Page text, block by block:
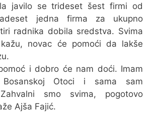
javilo se trideset šest firmi od
jedna firma za ukupno
radnika dobila sredstva. Svima
novac će pomoći da lakše
i dobro će nam doći. Imam
Otoci i sama sam
smo svima, pogotovo
Ajša Fajić.